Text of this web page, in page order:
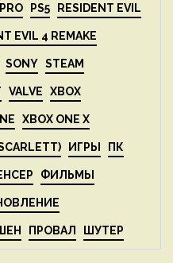
PS5 RESIDENT EVIL
EVIL 4 REMAKE
SONY STEAM
VALVE XBOX
XBOX ONE X
ИГРЫ ПК
ФИЛЬМЫ
ПРОВАЛ ШУТЕР